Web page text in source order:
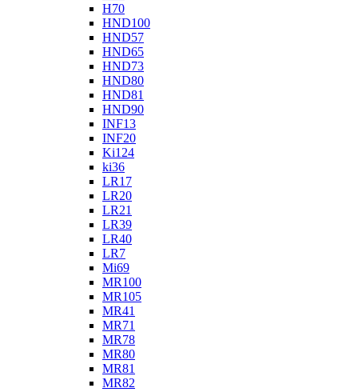
H70
HND100
HND57
HND65
HND73
HND80
HND81
HND90
INF13
INF20
Ki124
ki36
LR17
LR20
LR21
LR39
LR40
LR7
Mi69
MR100
MR105
MR41
MR71
MR78
MR80
MR81
MR82